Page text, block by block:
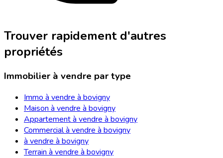
Trouver rapidement d'autres
propriétés
Immobilier à vendre par type
Immo à vendre à bovigny
Maison à vendre à bovigny
Appartement à vendre à bovigny
Commercial à vendre à bovigny
à vendre à bovigny
Terrain à vendre à bovigny